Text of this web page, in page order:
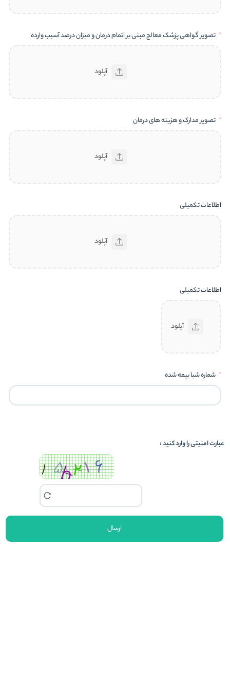
تصویر گواهی پزشک معالج مبنی بر اتمام درمان و میزان درصد آسیب وارده
آپلود
تصویر مدارک و هزینه های درمان
آپلود
اطلاعات تکمیلی
آپلود
اطلاعات تکمیلی
آپلود
شماره شبا بیمه شده
عبارت امنیتی را وارد کنید :
ارسال